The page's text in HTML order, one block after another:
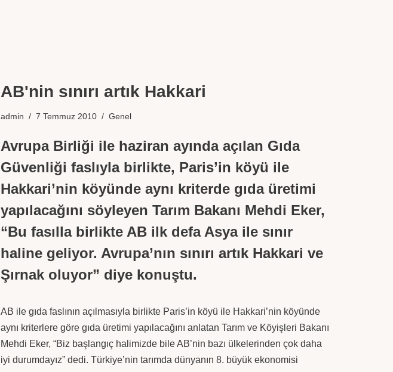
AB'nin sınırı artık Hakkari
admin 7 Temmuz 2010 Genel
Avrupa Birliği ile haziran ayında açılan Gıda
Güvenliği faslıyla birlikte, Paris’in köyü ile
Hakkari’nin köyünde aynı kriterde gıda üretimi
yapılacağını söyleyen Tarım Bakanı Mehdi Eker,
“Bu fasılla birlikte AB ilk defa Asya ile sınır
haline geliyor. Avrupa’nın sınırı artık Hakkari ve
Şırnak oluyor” diye konuştu.
AB ile gıda faslının açılmasıyla birlikte Paris’in köyü ile Hakkari’nin köyünde
aynı kriterlere göre gıda üretimi yapılacağını anlatan Tarım ve Köyişleri Bakanı
Mehdi Eker, “Biz başlangıç halimizde bile AB’nin bazı ülkelerinden çok daha
iyi durumdayız” dedi. Türkiye’nin tarımda dünyanın 8. büyük ekonomisi